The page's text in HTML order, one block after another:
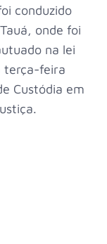
conduzido
onde foi
na lei
terça-feira
Custódia em